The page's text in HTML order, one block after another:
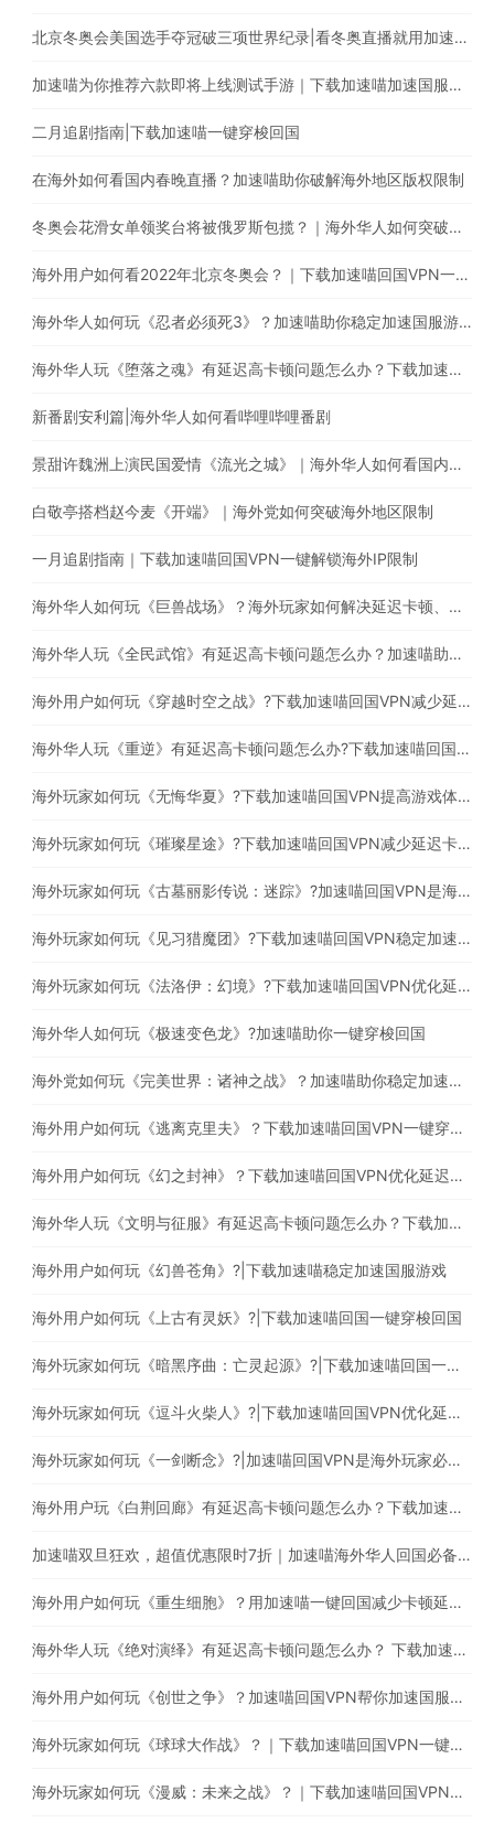
北京冬奥会美国选手夺冠破三项世界纪录|看冬奥直播就用加速喵一键穿梭回国
加速喵为你推荐六款即将上线测试手游｜下载加速喵加速国服游戏
二月追剧指南|下载加速喵一键穿梭回国
在海外如何看国内春晚直播？加速喵助你破解海外地区版权限制
冬奥会花滑女单领奖台将被俄罗斯包揽？｜海外华人如何突破地区版权限制
海外用户如何看2022年北京冬奥会？｜下载加速喵回国VPN一键穿梭回国
海外华人如何玩《忍者必须死3》？加速喵助你稳定加速国服游戏
海外华人玩《堕落之魂》有延迟高卡顿问题怎么办？下载加速喵一键穿梭回国
新番剧安利篇|海外华人如何看哔哩哔哩番剧
景甜许魏洲上演民国爱情《流光之城》｜海外华人如何看国内电视剧
白敬亭搭档赵今麦《开端》｜海外党如何突破海外地区限制
一月追剧指南｜下载加速喵回国VPN一键解锁海外IP限制
海外华人如何玩《巨兽战场》？海外玩家如何解决延迟卡顿、丢包等问题
海外华人玩《全民武馆》有延迟高卡顿问题怎么办？加速喵助你一键穿梭回国
海外用户如何玩《穿越时空之战》?下载加速喵回国VPN减少延迟卡顿问题
海外华人玩《重逆》有延迟高卡顿问题怎么办?下载加速喵回国VPN提高游戏体验
海外玩家如何玩《无悔华夏》?下载加速喵回国VPN提高游戏体验
海外玩家如何玩《璀璨星途》?下载加速喵回国VPN减少延迟卡顿问题
海外玩家如何玩《古墓丽影传说：迷踪》?加速喵回国VPN是海外玩家必备的回国加速器
海外玩家如何玩《见习猎魔团》?下载加速喵回国VPN稳定加速国服游戏
海外玩家如何玩《法洛伊：幻境》?下载加速喵回国VPN优化延迟高卡顿问题
海外华人如何玩《极速变色龙》?加速喵助你一键穿梭回国
海外党如何玩《完美世界：诸神之战》？加速喵助你稳定加速国服游戏
海外用户如何玩《逃离克里夫》？下载加速喵回国VPN一键穿梭回国
海外用户如何玩《幻之封神》？下载加速喵回国VPN优化延迟高卡顿问题
海外华人玩《文明与征服》有延迟高卡顿问题怎么办？下载加速喵回国一键穿梭回国
海外用户如何玩《幻兽苍角》?|下载加速喵稳定加速国服游戏
海外用户如何玩《上古有灵妖》?|下载加速喵回国一键穿梭回国
海外玩家如何玩《暗黑序曲：亡灵起源》?|下载加速喵回国一键穿梭回国
海外玩家如何玩《逗斗火柴人》?|下载加速喵回国VPN优化延迟高卡顿问题
海外玩家如何玩《一剑断念》?|加速喵回国VPN是海外玩家必备的回国加速器
海外用户玩《白荆回廊》有延迟高卡顿问题怎么办？下载加速喵稳定加速国服游戏
加速喵双旦狂欢，超值优惠限时7折｜加速喵海外华人回国必备加速器，一键穿梭回国
海外用户如何玩《重生细胞》？用加速喵一键回国减少卡顿延迟等问题
海外华人玩《绝对演绎》有延迟高卡顿问题怎么办？ 下载加速喵回国VPN提升游戏体验
海外用户如何玩《创世之争》？加速喵回国VPN帮你加速国服游戏
海外玩家如何玩《球球大作战》？｜下载加速喵回国VPN一键加速回国提高游戏体验
海外玩家如何玩《漫威：未来之战》？｜下载加速喵回国VPN减少卡顿延迟问题